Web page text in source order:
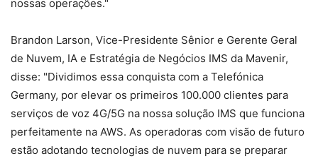
nossas operações."
Brandon Larson, Vice-Presidente Sênior e Gerente Geral
de Nuvem, IA e Estratégia de Negócios IMS da Mavenir,
disse: "Dividimos essa conquista com a Telefónica
Germany, por elevar os primeiros 100.000 clientes para
serviços de voz 4G/5G na nossa solução IMS que funciona
perfeitamente na AWS. As operadoras com visão de futuro
estão adotando tecnologias de nuvem para se preparar